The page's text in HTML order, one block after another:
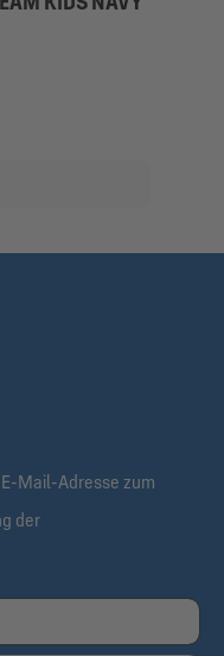
Mail-Adresse zum
der